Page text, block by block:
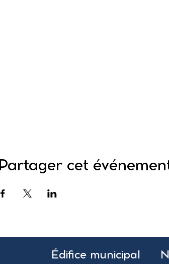
Partager cet
Édifice municipal